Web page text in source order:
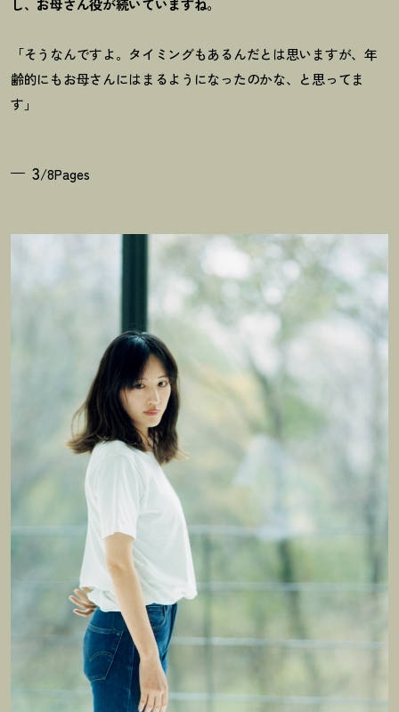
し、お母さん役が続いていますね。
「そうなんですよ。タイミングもあるんだとは思いますが、年
齢的にもお母さんにはまるようになったのかな、と思ってま
す」
3/8Pages